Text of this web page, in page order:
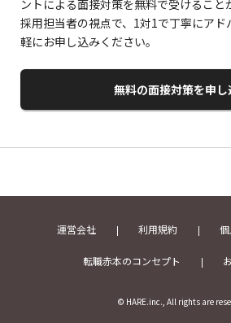
ントによる面接対策を無料で受けること
採用担当者の視点で、1対1で丁寧にア
軽にお申し込みください。
無料の面接対策を申し
運営会社 利用規約
転職赤本のコンセプト
© HARE.inc., All rights are